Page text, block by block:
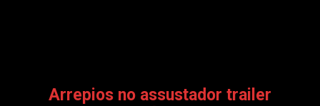
Arrepios no assustador trailer